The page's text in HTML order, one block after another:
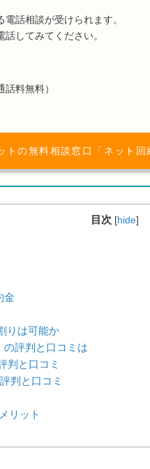
話相談が受けられます。
してみてください。
話料無料）
トの無料相談窓口「ネット
目次 [hide]
金
りは可能か
の評判と口コミは
判と口コミ
判と口コミ
リット